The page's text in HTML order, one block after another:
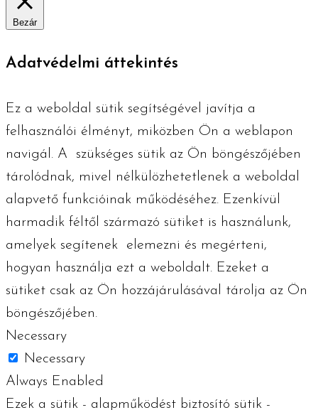
Bezár
Adatvédelmi áttekintés
Ez a weboldal sütik segítségével javítja a
felhasználói élményt, miközben Ön a weblapon
navigál. A szükséges ​​sütik az Ön böngészőjében
tárolódnak, mivel nélkülözhetetlenek a weboldal
alapvető funkcióinak működéséhez. Ezenkívül
harmadik féltől származó sütiket is használunk,
amelyek segítenek elemezni és megérteni,
hogyan használja ezt a weboldalt. Ezeket a
sütiket csak az Ön hozzájárulásával tárolja az Ön
böngészőjében.
Necessary
Necessary
Always Enabled
Ezek a sütik - alapműködést biztosító sütik -